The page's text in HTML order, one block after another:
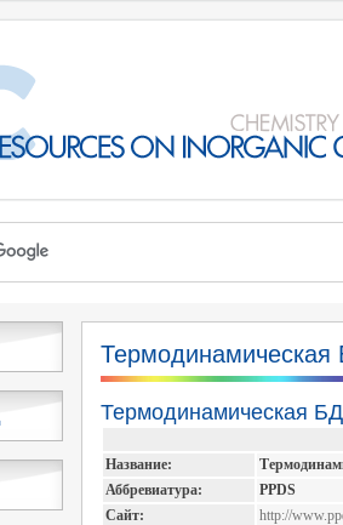
Термодинамическая
Термодинамическая
Название:
Аббревиатура:
PPDS
Сайт:
http://